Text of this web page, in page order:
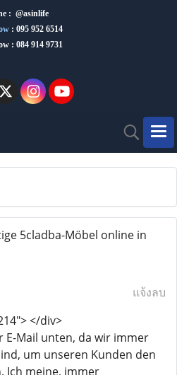
: @asinlife
: 095 952 6514
: 084 914 9731
5cladba-Möbel online in
แจ้งลบ
</div>
E-Mail unten, da wir immer
um unseren Kunden den
Ich meine, immer